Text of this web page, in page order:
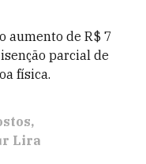
aumento de R$ 7
parcial de
física.
Lira